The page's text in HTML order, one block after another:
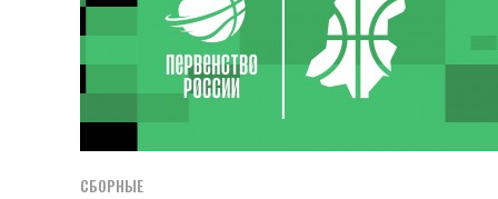
СБОРНЫЕ